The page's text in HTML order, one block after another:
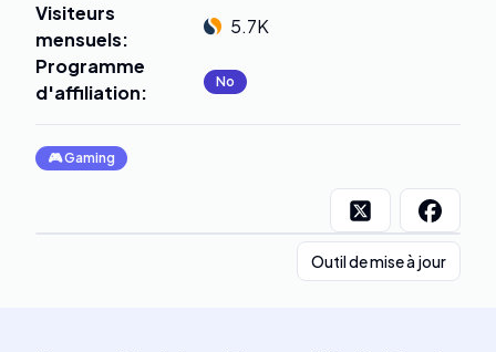
Visiteurs
mensuels:
5.7K
Programme
d'affiliation: No
🎮Gaming
Outil de mise à jour